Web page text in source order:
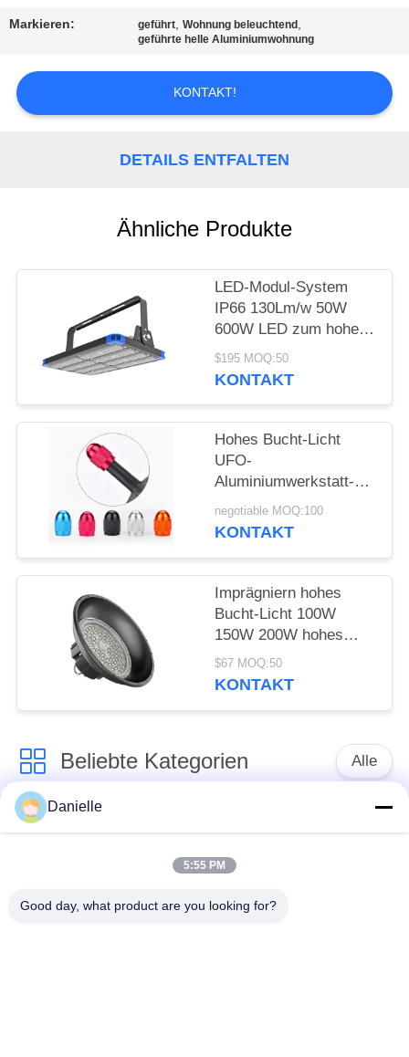
EIN
ANGEBOT
Markieren: geführt,Wohnung beleuchtend ,
geführte helle Aluminiumwohnung
KONTAKT!
DETAILS ENTFALTEN
Ähnliche Produkte
LED-Modul-System
IP66 130Lm/w 50W
600W LED zum hohen
industriellen Licht des
Bucht-Licht-LED
$195 MOQ:50
KONTAKT
Hohes Bucht-Licht
UFO-
Aluminiumwerkstatt-
LED mit E -
Beschichtung für
negotiable MOQ:100
KONTAKT
Imprägniern hohes
Bucht-Licht 100W
150W 200W hohes
Lumen UFO
Öffnungswinkel 120°
$67 MOQ:50
KONTAKT
Beliebte Kategorien Alle
Aluminium
Aluminiumcnc-
Danielle
5:55 PM
Good day, what product are you looking for?